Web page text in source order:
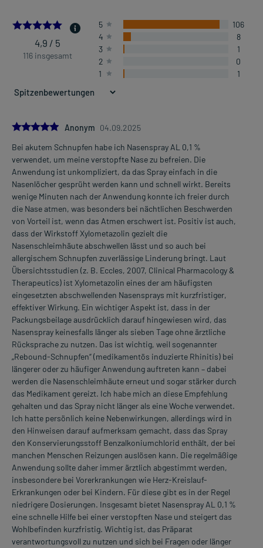
4.879310344827586
4,9 / 5
116 insgesamt
5
106
4
8
3
1
2
0
1
1
5.0Anonym 04.09.2025
Bei akutem Schnupfen habe ich Nasenspray AL 0,1 %
verwendet, um meine verstopfte Nase zu befreien. Die
Anwendung ist unkompliziert, da das Spray einfach in die
Nasenlöcher gesprüht werden kann und schnell wirkt. Bereits
wenige Minuten nach der Anwendung konnte ich freier durch
die Nase atmen, was besonders bei nächtlichen Beschwerden
von Vorteil ist, wenn das Atmen erschwert ist. Positiv ist auch,
dass der Wirkstoff Xylometazolin gezielt die
Nasenschleimhäute abschwellen lässt und so auch bei
allergischem Schnupfen zuverlässige Linderung bringt. Laut
Übersichtsstudien (z. B. Eccles, 2007, Clinical Pharmacology &
Therapeutics) ist Xylometazolin eines der am häufigsten
eingesetzten abschwellenden Nasensprays mit kurzfristiger,
effektiver Wirkung. Ein wichtiger Aspekt ist, dass in der
Packungsbeilage ausdrücklich darauf hingewiesen wird, das
Nasenspray keinesfalls länger als sieben Tage ohne ärztliche
Rücksprache zu nutzen. Das ist wichtig, weil sogenannter
„Rebound-Schnupfen“ (medikamentös induzierte Rhinitis) bei
längerer oder zu häufiger Anwendung auftreten kann – dabei
werden die Nasenschleimhäute erneut und sogar stärker durch
das Medikament gereizt. Ich habe mich an diese Empfehlung
gehalten und das Spray nicht länger als eine Woche verwendet.
Ich hatte persönlich keine Nebenwirkungen, allerdings wird in
den Hinweisen darauf aufmerksam gemacht, dass das Spray
den Konservierungsstoff Benzalkoniumchlorid enthält, der bei
manchen Menschen Reizungen auslösen kann. Die regelmäßige
Anwendung sollte daher immer ärztlich abgestimmt werden,
insbesondere bei Vorerkrankungen wie Herz-Kreislauf-
Erkrankungen oder bei Kindern. Für diese gibt es in der Regel
niedrigere Dosierungen. Insgesamt bietet Nasenspray AL 0,1 %
eine schnelle Hilfe bei einer verstopften Nase und steigert das
Wohlbefinden kurzfristig. Wichtig ist, das Präparat
verantwortungsvoll zu nutzen und sich bei Fragen oder länger